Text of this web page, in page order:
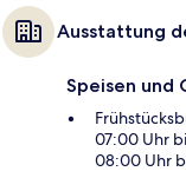
Ausstattung
Speisen und
07:00 Uhr
08:00 Uhr